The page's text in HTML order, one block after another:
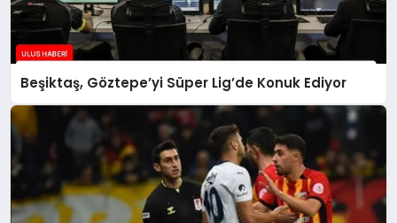
Beşiktaş, Göztepe’yi Süper Lig’de Konuk Ediyor